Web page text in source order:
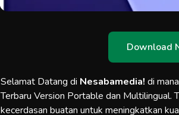
Download
Selamat Datang di Nesabamedia!di
Terbaru Version Portable dan Multilingual.
kecerdasan buatan untuk meningkatkan